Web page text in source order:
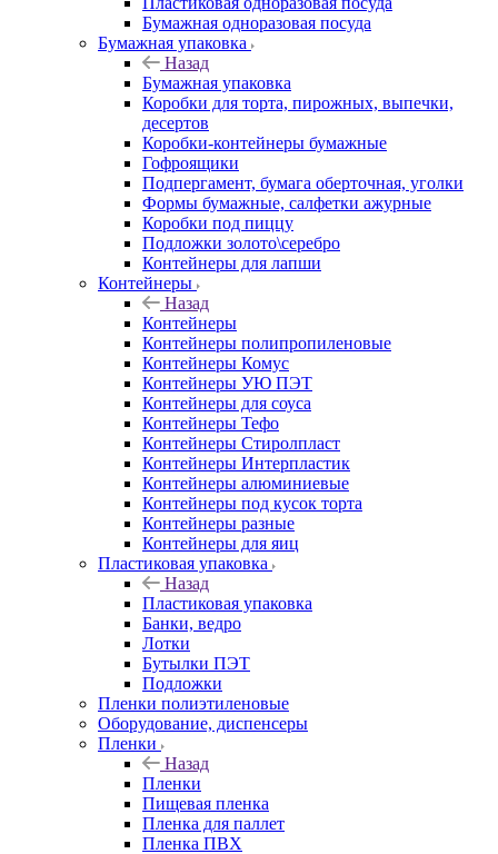
Бумажная одноразовая посуда
Бумажная упаковка
Назад
Бумажная упаковка
Коробки для торта, пирожных, выпечки,
десертов
Коробки-контейнеры бумажные
Гофроящики
Подпергамент, бумага оберточная, уголки
Формы бумажные, салфетки ажурные
Коробки под пиццу
Подложки золото\серебро
Контейнеры для лапши
Контейнеры
Назад
Контейнеры
Контейнеры полипропиленовые
Контейнеры Комус
Контейнеры УЮ ПЭТ
Контейнеры для соуса
Контейнеры Тефо
Контейнеры Стиролпласт
Контейнеры Интерпластик
Контейнеры алюминиевые
Контейнеры под кусок торта
Контейнеры разные
Контейнеры для яиц
Пластиковая упаковка
Назад
Пластиковая упаковка
Банки, ведро
Лотки
Бутылки ПЭТ
Подложки
Пленки полиэтиленовые
Оборудование, диспенсеры
Пленки
Назад
Пленки
Пищевая пленка
Пленка для паллет
Пленка ПВХ